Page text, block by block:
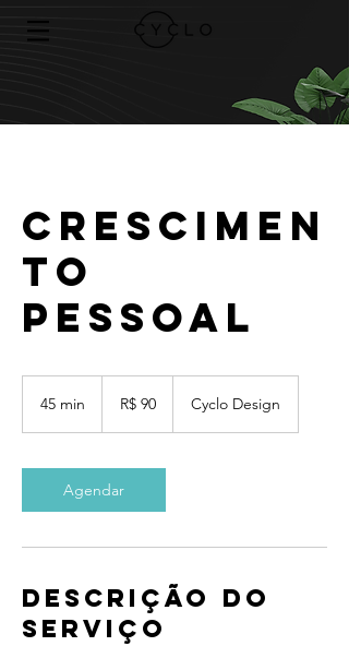
Crescimen
to
Pessoal
45 min
i
n
brasileiros
R$ 90 Cyclo Design
Agendar
Descrição do
serviço